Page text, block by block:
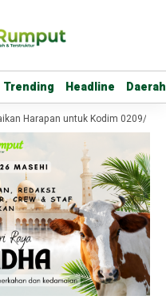
Trending Headline Daerah
Trending Headline Daerah
Harapan untuk Kodim 0209/